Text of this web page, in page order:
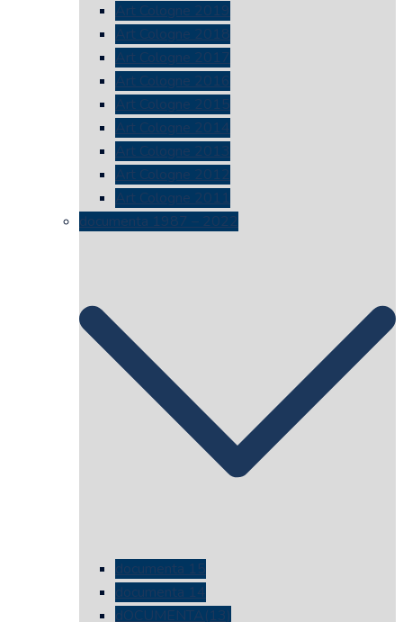
Art Cologne 2019
Art Cologne 2018
Art Cologne 2017
Art Cologne 2016
Art Cologne 2015
Art Cologne 2014
Art Cologne 2013
Art Cologne 2012
Art Cologne 2011
documenta 1987 – 2022
documenta 15
documenta 14
dOCUMENTA(13)